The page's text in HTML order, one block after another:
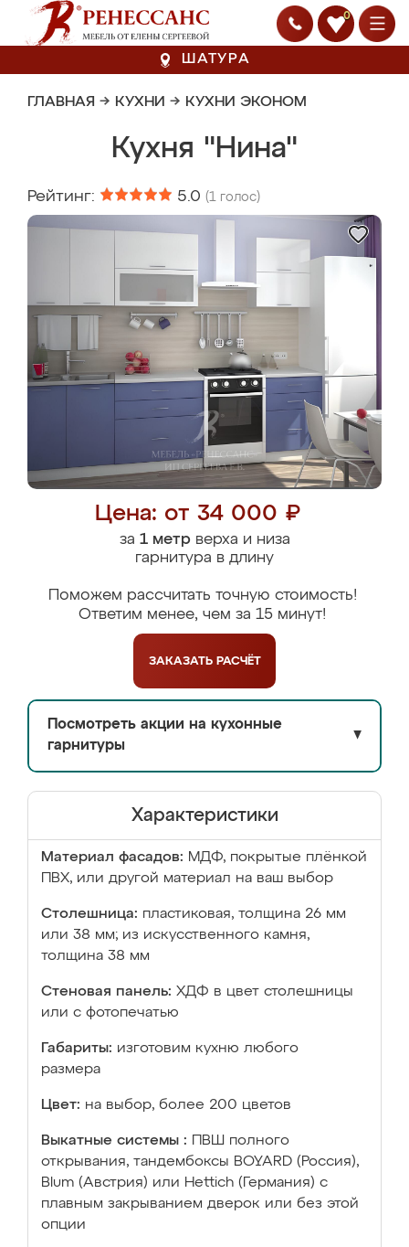
0
ШАТУРА
ГЛАВНАЯ → КУХНИ → КУХНИ ЭКОНОМ
Кухня "Нина"
Рейтинг: 5.0 (1 голос)
Цена: от 34 000 ₽
за 1 метрверха и низа
гарнитура в длину
Поможем рассчитать точную стоимость!
Ответим менее, чем за 15 минут!
ЗАКАЗАТЬ РАСЧЁТ
Посмотреть акции на кухонные
гарнитуры
▼
Характеристики
Материал фасадов: МДФ, покрытые плёнкой
ПВХ, или другой материал на ваш выбор
Столешница: пластиковая, толщина 26 мм
или 38 мм; из искусственного камня,
толщина 38 мм
Стеновая панель: ХДФ в цвет столешницы
или с фотопечатью
Габариты: изготовим кухню любого
размера
Цвет: на выбор, более 200 цветов
Выкатные системы :
ПВШ полного
открывания, тандембоксы BOYARD (Россия),
Blum (Австрия) или Hettich (Германия) с
плавным закрыванием дверок или без этой
опции